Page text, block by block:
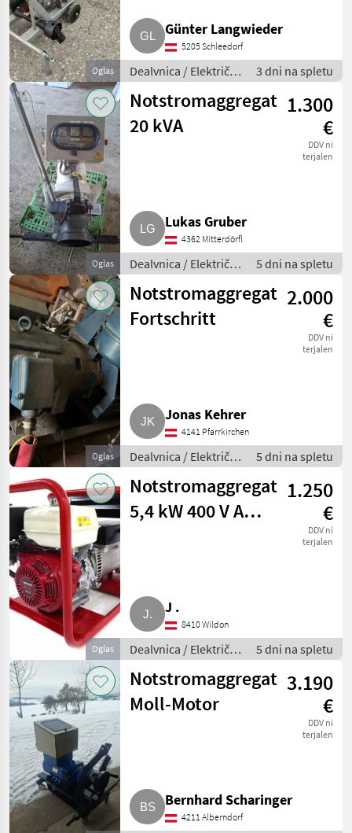
MARKETPLACE
Marketplace
Ponudbe
trgovcev
Mali
oglasi
Oglas
Günter Langwieder
5205 Schleedorf
Dealvnica / Električni
generatorji
3 dni na spletu
Oglas
Notstromaggregat
20 kVA
1.300
€
DDV ni
terjalen
Lukas Gruber
4362 Mitterdörfl
Dealvnica / Električni
generatorji
5 dni na spletu
Oglas
Notstromaggregat
Fortschritt
2.000
€
DDV ni
terjalen
Jonas Kehrer
4141 Pfarrkirchen
Dealvnica / Električni
generatorji
5 dni na spletu
Oglas
Notstromaggregat
5,4 kW 400 V AVR
1.250
€
DDV ni
terjalen
J .
8410 Wildon
Dealvnica / Električni
generatorji
5 dni na spletu
Notstromaggregat
Moll-Motor
3.190
€
DDV ni
terjalen
Bernhard Scharinger
4211 Alberndorf